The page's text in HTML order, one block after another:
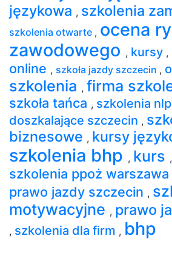
językowa , szkolenia
szkolenia otwarte , ocena
zawodowego , kursy ,
online , szkoła jazdy szczecin ,
szkolenia , firma
szkoła tańca , szkolenia nlp
doszkalające szczecin ,
biznesowe , kursy
szkolenia bhp , kurs ,
szkolenia ppoż warszawa
prawo jazdy szczecin ,
motywacyjne , prawo
, szkolenia dla firm , bhp